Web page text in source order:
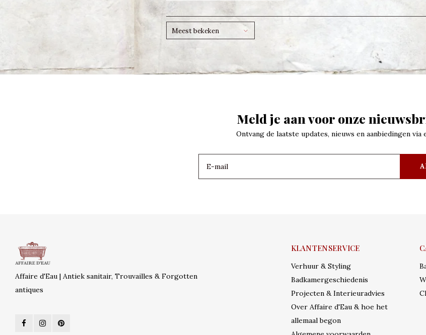
Meest bekeken
Meld je aan voor onze
Ontvang de laatste updates, nieuws en aanbiedingen via
Affaire d'Eau | Antiek sanitair, Trouvailles & Forgotten
antiques
KLANTENSERVICE
Verhuur & Styling
Badkamergeschiedenis
Projecten & Interieuradvies
Over Affaire d'Eau & hoe het
allemaal begon